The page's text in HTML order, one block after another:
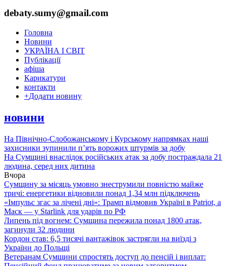
debaty.sumy@gmail.com
Головна
Новини
УКРАЇНА І СВІТ
Публікації
афіша
Карикатури
контакти
+Додати новину
новини
На Північно-Слобожанському і Курському напрямках наші
захисники зупинили п’ять ворожих штурмів за добу
На Сумщині внаслідок російських атак за добу постраждала 21
людина, серед них дитина
Вчора
Сумщину за місяць умовно знеструмили повністю майже
тричі: енергетики відновили понад 1,34 млн підключень
«Імпульс згас за лічені дні»: Трамп відмовив Україні в Patriot, а
Маск — у Starlink для ударів по РФ
Липень під вогнем: Сумщина пережила понад 1800 атак,
загинули 32 людини
Кордон став: 6,5 тисячі вантажівок застрягли на виїзді з
України до Польщі
Ветеранам Сумщини спростять доступ до пенсій і виплат: